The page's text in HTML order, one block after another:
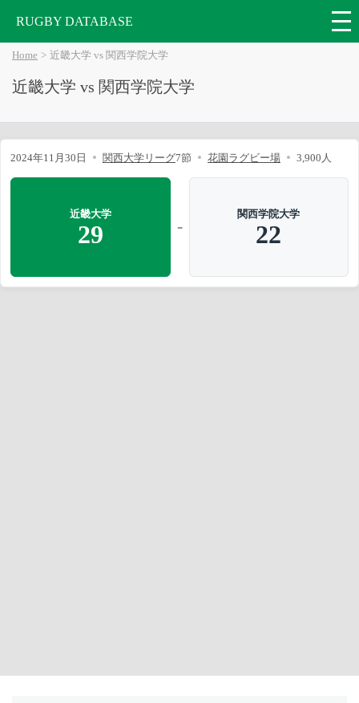
RUGBY DATABASE
Home 近畿大学 vs 関西学院大学
近畿大学 vs 関西学院大学
2024年11月30日 関西大学リーグ7節 花園ラグビー場 3,900人
近畿大学
29 -
関西学院大学
22